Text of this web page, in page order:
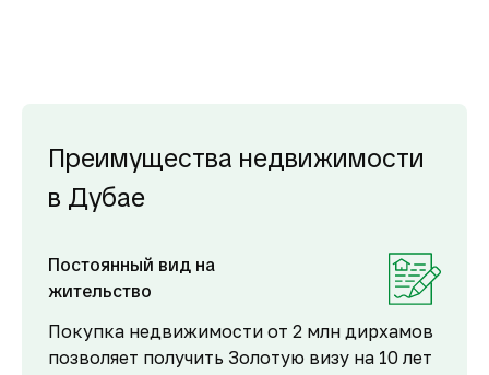
Преимущества недвижимости
в Дубае
Постоянный вид на
жительство
Покупка недвижимости от 2 млн дирхамов
позволяет получить Золотую визу на 10 лет